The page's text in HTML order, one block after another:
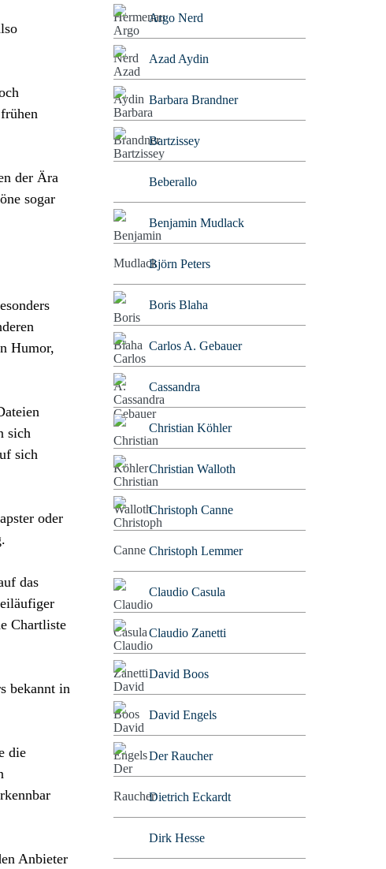
der Ära
sogar
Humor,
sich
sich
oder
das
Chartliste
bekannt in
die
Anbieter
Argo Nerd
Azad Aydin
Barbara Brandner
Bartzissey
Beberallo
Benjamin Mudlack
Björn Peters
Boris Blaha
Carlos A. Gebauer
Cassandra
Christian Köhler
Christian Walloth
Christoph Canne
Christoph Lemmer
Claudio Casula
Claudio Zanetti
David Boos
David Engels
Der Raucher
Dietrich Eckardt
Dirk Hesse